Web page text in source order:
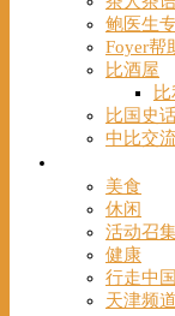
鲍医生
Foyer帮
比酒屋
比国史
中比交
美食
休闲
活动召
健康
行走中国
天津频道